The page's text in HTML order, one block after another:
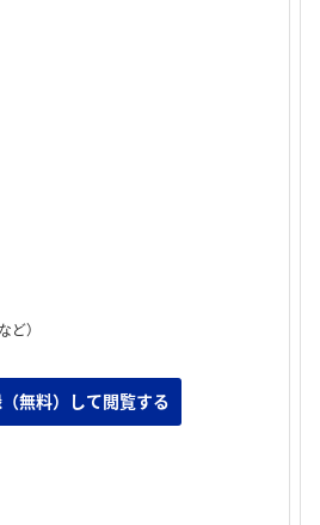
ど）